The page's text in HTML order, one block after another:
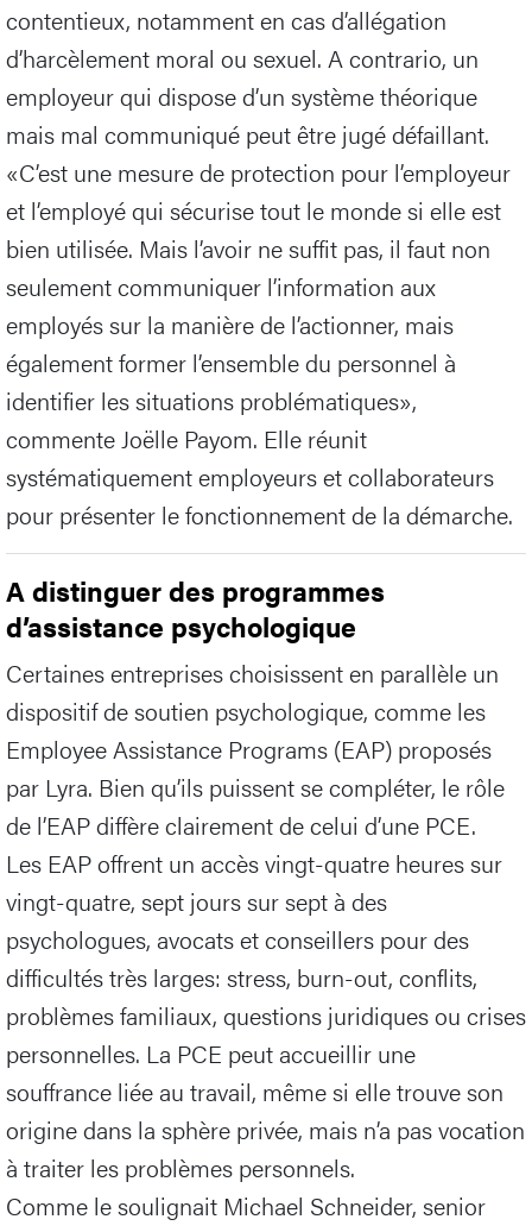
contentieux, notamment en cas d’allégation
d’harcèlement moral ou sexuel. A contrario, un
employeur qui dispose d’un système théorique
mais mal communiqué peut être jugé défaillant.
«C’est une mesure de protection pour l’employeur
et l’employé qui sécurise tout le monde si elle est
bien utilisée. Mais l’avoir ne suffit pas, il faut non
seulement communiquer l’information aux
employés sur la manière de l’actionner, mais
également former l’ensemble du personnel à
identifier les situations problématiques»,
commente Joëlle Payom. Elle réunit
systématiquement employeurs et collaborateurs
pour présenter le fonctionnement de la démarche.
A distinguer des programmes
d’assistance psychologique
Certaines entreprises choisissent en parallèle un
dispositif de soutien psychologique, comme les
Employee Assistance Programs (EAP) proposés
par Lyra. Bien qu’ils puissent se compléter, le rôle
de l’EAP diffère clairement de celui d’une PCE.
Les EAP offrent un accès vingt-quatre heures sur
vingt-quatre, sept jours sur sept à des
psychologues, avocats et conseillers pour des
difficultés très larges: stress, burn-out, conflits,
problèmes familiaux, questions juridiques ou crises
personnelles. La PCE peut accueillir une
souffrance liée au travail, même si elle trouve son
origine dans la sphère privée, mais n’a pas vocation
à traiter les problèmes personnels.
Comme le soulignait Michael Schneider, senior